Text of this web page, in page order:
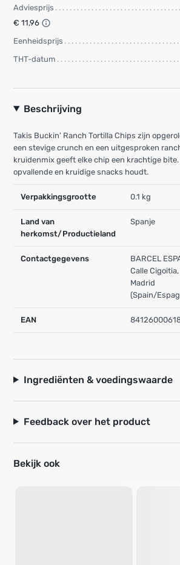
Adviesprijs
€ 11,96
Eenheidsprijs
THT-datum
Beschrijving
Takis Buckin' Ranch Tortilla Chips zijn
een stevige crunch en een uitgesproken
kruidenmix geeft elke chip een krachtige bite.
opvallende en kruidige snacks houdt.
Verpakkingsgrootte 0.1 kg
Land van
herkomst/Productieland
Spanje
Contactgegevens
BARCEL
Calle
Madrid
(Spain/
EAN
Ingrediënten & voedingswaarde
Feedback over het product
Bekijk ook